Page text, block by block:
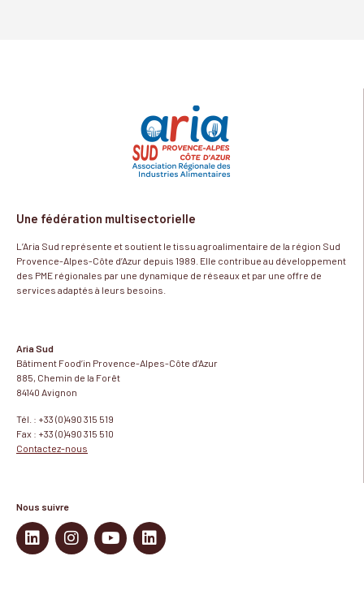
Une fédération multisectorielle
L’Aria Sud représente et soutient le tissu agroalimentaire de la région Sud
Provence-Alpes-Côte d’Azur depuis 1989. Elle contribue au développement
des PME régionales par une dynamique de réseaux et par une offre de
services adaptés à leurs besoins.
Aria Sud
Bâtiment Food’in Provence-Alpes-Côte d’Azur
885, Chemin de la Forêt
84140 Avignon
Tél. : +33 (0)490 315 519
Fax : +33 (0)490 315 510
Contactez-nous
Nous suivre